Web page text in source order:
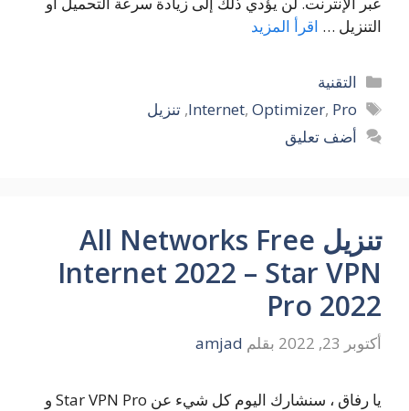
التنزيل … اقرأ المزيد
التصنيفات
التقنية
الوسوم
Internet, Optimizer, Pro
,تنزيل
أضف تعليق
تنزيل All Networks Free
Internet 2022 – Star VPN
Pro 2022
أكتوبر 23, 2022 بقلم amjad
يا رفاق ، سنشارك اليوم كل شيء عن Star VPN Pro و